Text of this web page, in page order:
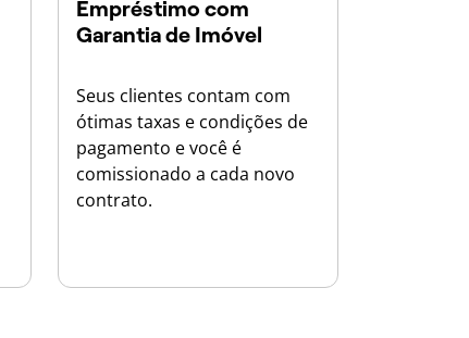
Empréstimo com
Garantia de Imóvel
Seus clientes contam com
ótimas taxas e condições de
pagamento e você é
comissionado a cada novo
contrato.